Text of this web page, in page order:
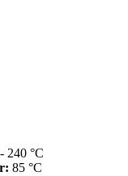
240 °C
85 °C